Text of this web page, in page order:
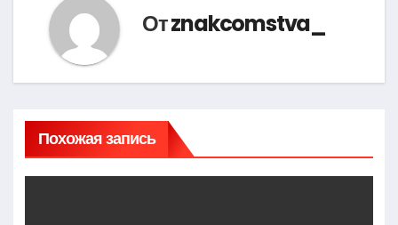
Отznakcomstva_
Похожая запись